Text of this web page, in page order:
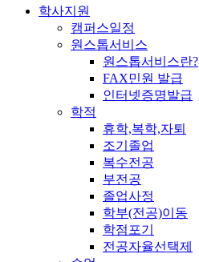
학사지원
캠퍼스일정
원스톱서비스
원스톱서비스란?
FAX민원 발급
인터넷증명발급
학적
휴학,복학,자퇴
조기졸업
복수전공
부전공
졸업사정
학부(전공)이동
학점포기
전공자율선택제